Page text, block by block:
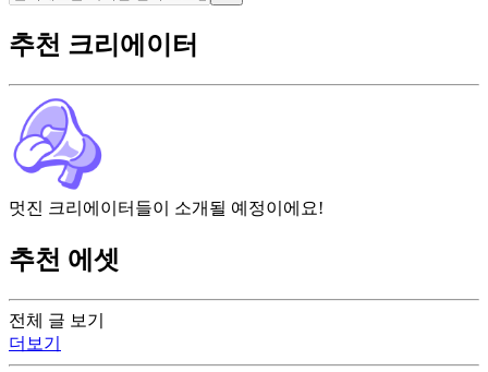
전체 글 보기
더보기
추천 크리에이터
멋진 크리에이터들이 소개될 예정이에요!
추천 에셋